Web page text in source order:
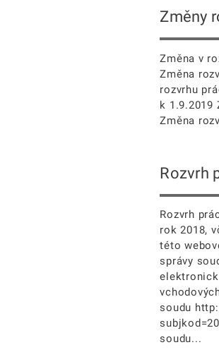
Změny
Změna v
Změna
rozvrhu
k 1.9.2019
Změna
Rozvrh
Rozvrh
rok 2018,
této
správy
soudu
soudu...